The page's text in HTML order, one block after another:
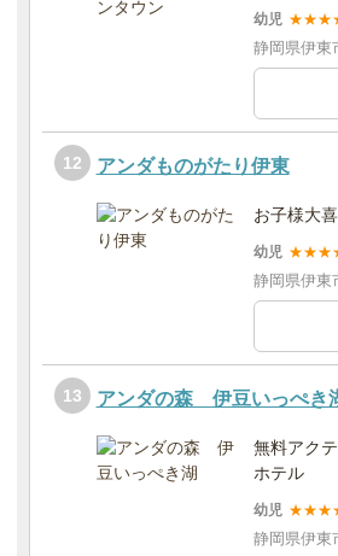
幼児 ★★★
静岡県伊東
12 アンダものがたり伊東
お子様大
幼児 ★★★
静岡県伊東
13 アンダの森 伊豆いっぺき
無料アク
ホテル
幼児 ★★★
静岡県伊東